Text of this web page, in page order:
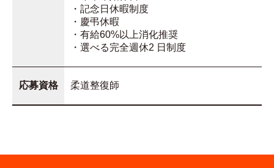
・記念日休暇制度
・慶弔休暇
・有給60%以上消化推奨
・選べる完全週休2 日制度
応募資格 柔道整復師